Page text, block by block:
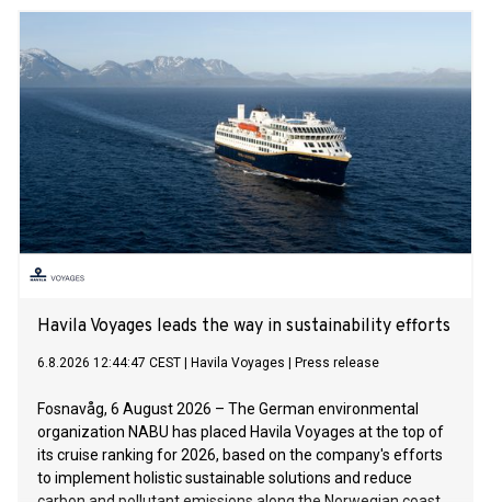
Havila Voyages leads the way in sustainability efforts
6.8.2026 12:44:47 CEST Havila Voyages Press release
Fosnavåg, 6 August 2026 – The German environmental
organization NABU has placed Havila Voyages at the top of
its cruise ranking for 2026, based on the company's efforts
to implement holistic sustainable solutions and reduce